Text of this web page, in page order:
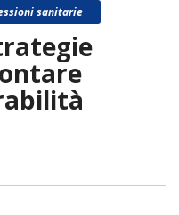
sanitarie